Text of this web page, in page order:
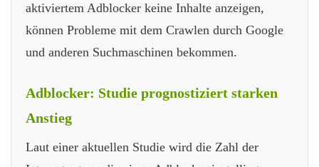
aktiviertem Adblocker keine Inhalte anzeigen,
können Probleme mit dem Crawlen durch Google
und anderen Suchmaschinen bekommen.
Adblocker: Studie prognostiziert starken
Anstieg
Laut einer aktuellen Studie wird die Zahl der